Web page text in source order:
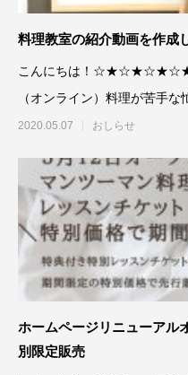
料理教室の紹介動画を作成
こんにちは！☆★☆★☆★☆★足
（オンライン）料理が苦手
2020.05.07 おしらせ
ホームページリニューアル
別限定販売